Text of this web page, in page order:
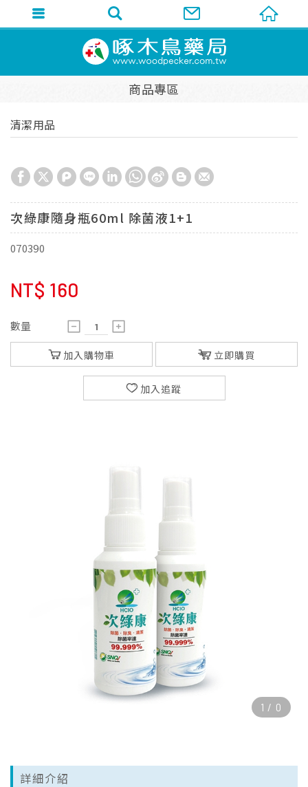
商品專區
清潔用品
次綠康隨身瓶60ml 除菌液1+1
070390
NT$ 160
數量
加入購物車 立即購買
加入追蹤
1 / 0
詳細介紹